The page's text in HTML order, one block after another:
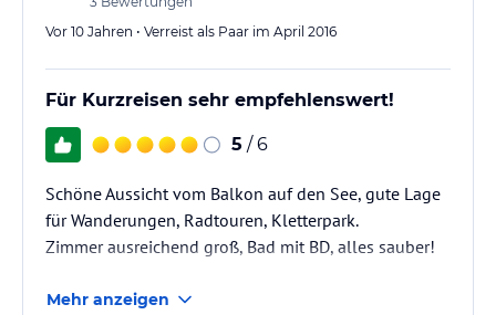
Vor 10 Jahren • Verreist als Paar im April 2016
Für Kurzreisen sehr empfehlenswert!
5 / 6
Schöne Aussicht vom Balkon auf den See, gute Lage
für Wanderungen, Radtouren, Kletterpark.
Zimmer ausreichend groß, Bad mit BD, alles sauber!
Mehr anzeigen